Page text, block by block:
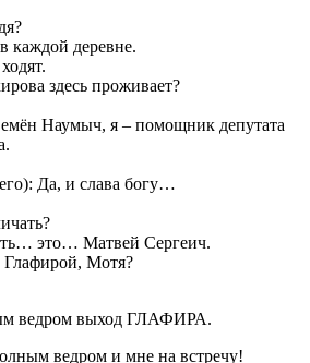
деревне.
здесь проживает?
Наумыч, я – помощник депутата
Да, и слава богу…
это… Матвей Сергеич.
Мотя?
ведром выход ГЛАФИРА.
ведром и мне на встречу!